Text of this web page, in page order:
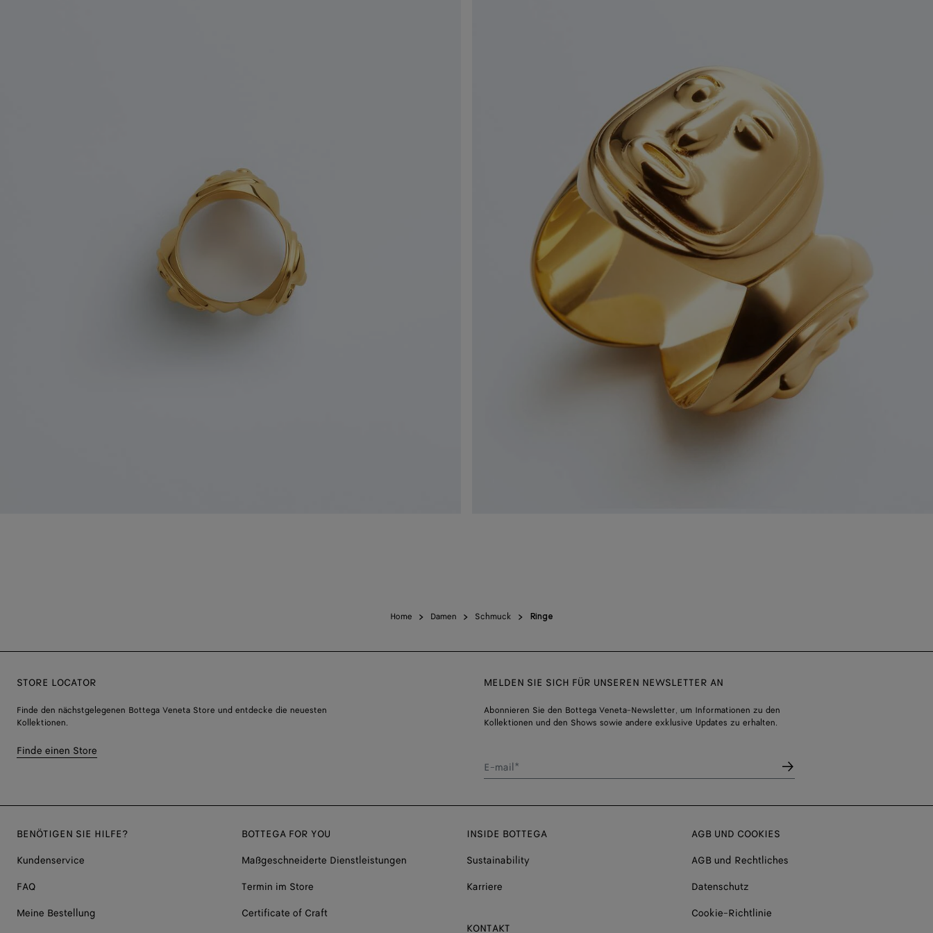
Home Damen Schmuck Ringe
STORE LOCATOR
Finde den nächstgelegenen Bottega Veneta Store und entdecke die neuesten
Kollektionen.
Finde einen Store
MELDEN SIE SICH FÜR UNSEREN NEWSLETTER AN
Abonnieren Sie den Bottega Veneta-Newsletter, um Informationen zu den
Kollektionen und den Shows sowie andere exklusive Updates zu erhalten.
E-mail*
BENÖTIGEN SIE HILFE?
Kundenservice
FAQ
Meine Bestellung
BOTTEGA FOR YOU
Maßgeschneiderte Dienstleistungen
Termin im Store
Certificate of Craft
INSIDE BOTTEGA
Sustainability
Karriere
KONTAKT
AGB UND COOKIES
AGB und Rechtliches
Datenschutz
Cookie-Richtlinie